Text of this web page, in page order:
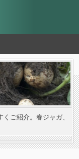
ご紹介。春ジャガ、